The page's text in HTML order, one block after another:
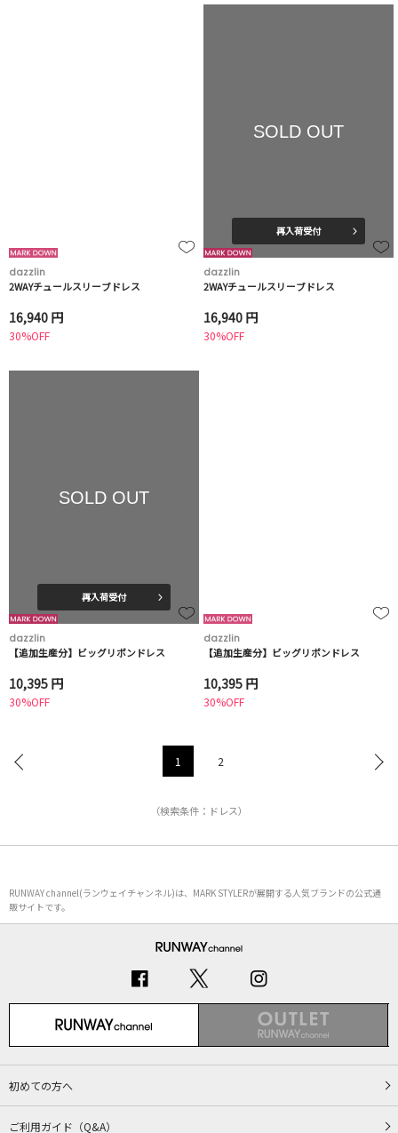
dazzlin
2WAYチュールスリーブドレス
16,940 円
30%OFF
SOLD OUT
再入荷受付
dazzlin
2WAYチュールスリーブドレス
16,940 円
30%OFF
SOLD OUT
再入荷受付
dazzlin
【追加生産分】ビッグリボンドレス
10,395 円
30%OFF
dazzlin
【追加生産分】ビッグリボンドレス
10,395 円
30%OFF
1 2
（検索条件：ドレス）
RUNWAY channel(ランウェイチャンネル)は、MARK STYLERが展開する人気ブランドの公式通
販サイトです。
初めての方へ
ご利用ガイド（Q&A）